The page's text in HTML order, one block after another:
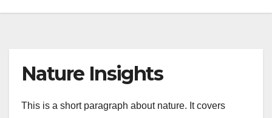
Nature Insights
This is a short paragraph about nature. It covers